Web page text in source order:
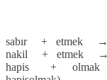
sabır + etmek →
nakil + etmek →
hapis + olmak